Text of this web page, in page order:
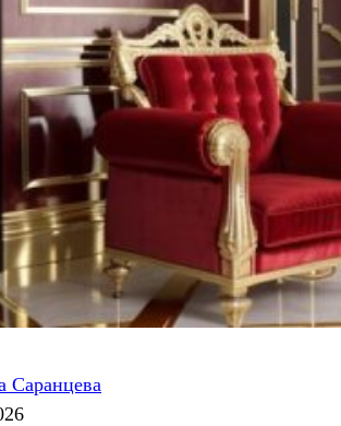
Саранцева